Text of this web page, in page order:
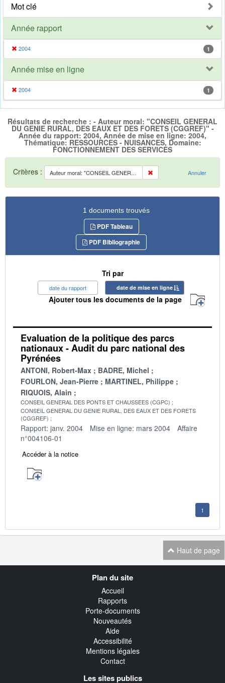
Mot clé
Année rapport
2004 1
Année mise en ligne
2004 1
Résultats de recherche : - Auteur moral: "CONSEIL GENERAL
DU GENIE RURAL, DES EAUX ET DES FORETS (CGGREF)" -
Année du rapport: 2004, Année de mise en ligne: 2004,
Thématique: RESSOURCES - NUISANCES, Domaine:
FONCTIONNEMENT DES SERVICES
Critères : Auteur moral: "CONSEIL GENERAL DU GENIE RURAL, DES EAUX ET DES FORETS (CGGREF)" Annuler
1 documents trouvés
PDF Tableau
PDF Bibliographie
Tri par
date du rapport date de mise en ligne
Ajouter tous les documents de la page
Evaluation de la politique des parcs
nationaux - Audit du parc national des
Pyrénées
ANTONI, Robert-Max
BADRE, Michel
FOURLON, Jean-Pierre
MARTINEL, Philippe
RIQUOIS, Alain
CONSEIL GENERAL DES PONTS ET CHAUSSEES (CGPC)
CONSEIL GENERAL DU GENIE RURAL, DES EAUX ET DES FORETS
(CGGREF)
Rapport: janv. 2004 Mise en ligne: mars 2004
Affaire
n°004106-01
Accéder à la notice
1
Haut de page
Plan du site
Accueil
Rapports
Porte-documents
Nouveautés
Aide
Accessibilité
Mentions légales
Contact
Les sites publics